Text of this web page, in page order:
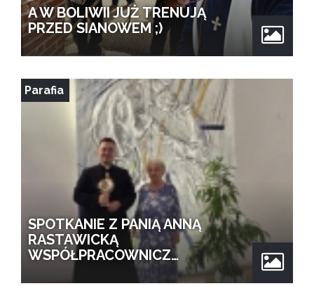
A W BOLIWII JUŻ TRENUJĄ
PRZED SIANOWEM ;)
SPOTKANIE Z PANIĄ ANNĄ
RASTAWICKĄ
WSPÓŁPRACOWNICZ…
Parafia